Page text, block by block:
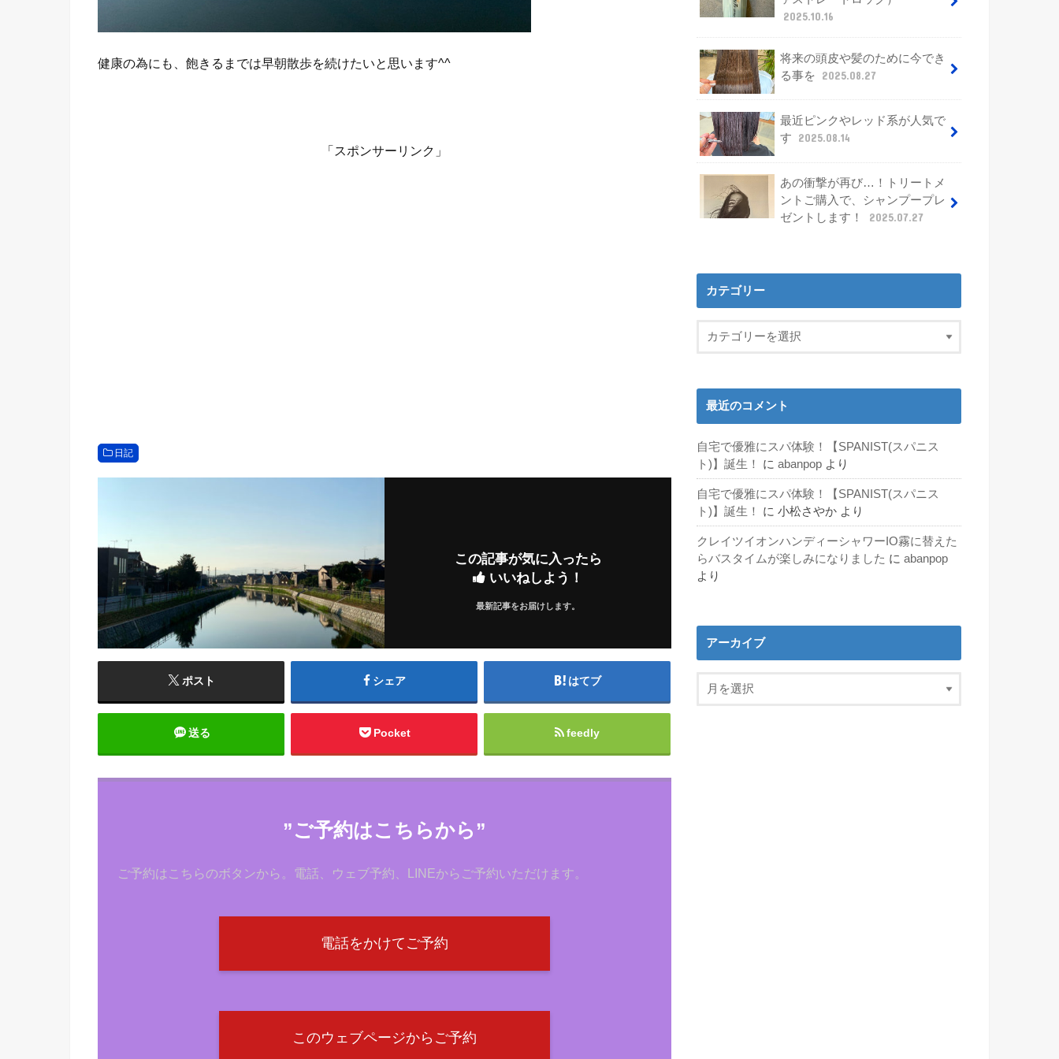
健康の為にも、飽きるまでは早朝散歩を続けたいと思います^^
「スポンサーリンク」
日記
この記事が気に入ったら
いいねしよう！
最新記事をお届けします。
ポスト シェア はてブ
送る Pocket feedly
”ご予約はこちらから”
ご予約はこちらのボタンから。電話、ウェブ予約、LINEからご予約いただけます。
電話をかけてご予約
このウェブページからご予約
2025.10.16
将来の頭皮や髪のために今でき
る事を
2025.08.27
最近ピンクやレッド系が人気で
す
2025.08.14
あの衝撃が再び…！トリートメ
ントご購入で、シャンプープレ
ゼントします！
2025.07.27
カテゴリー
最近のコメント
自宅で優雅にスパ体験！【SPANIST(スパニス
ト)】誕生！
に abanpop より
自宅で優雅にスパ体験！【SPANIST(スパニス
ト)】誕生！
に 小松さやか より
クレイツイオンハンディーシャワーIO霧に替えた
らバスタイムが楽しみになりました に abanpop
より
アーカイブ